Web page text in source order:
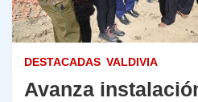
DESTACADAS VALDIVIA
Avanza